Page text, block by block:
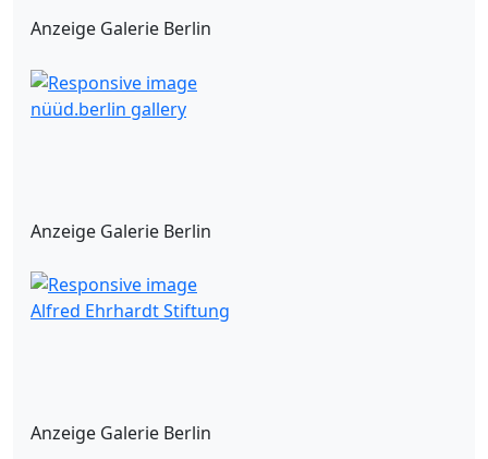
Anzeige Galerie Berlin
nüüd.berlin gallery
Anzeige Galerie Berlin
Alfred Ehrhardt Stiftung
Anzeige Galerie Berlin